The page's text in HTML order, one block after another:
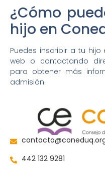
¿Cómo
hijo en
Puedes inscribir a tu
web o contactando
para obtener más
admisión.
442 132 9281